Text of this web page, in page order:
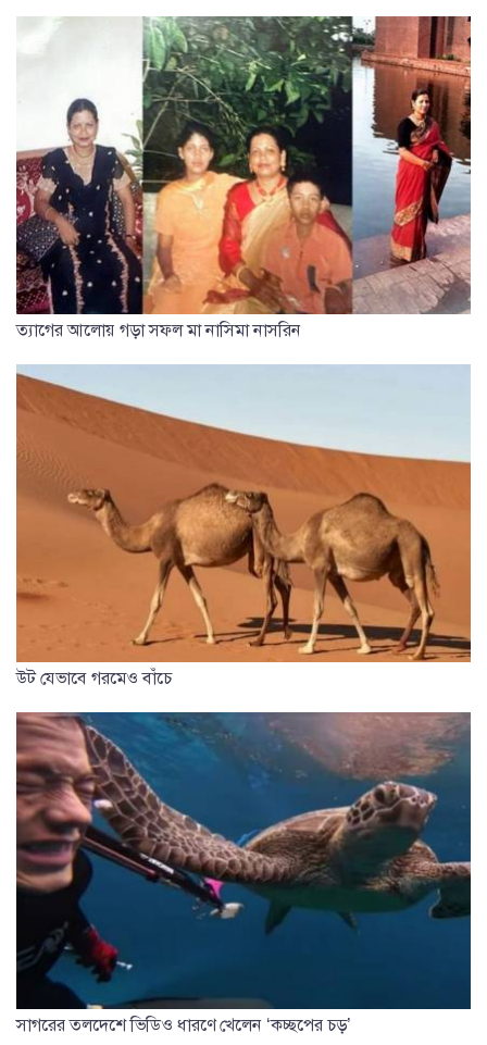
ত্যাগের আলোয় গড়া সফল মা নাসিমা নাসরিন
উট যেভাবে গরমেও বাঁচে
সাগরের তলদেশে ভিডিও ধারণে খেলেন ‘কচ্ছপের চড়’